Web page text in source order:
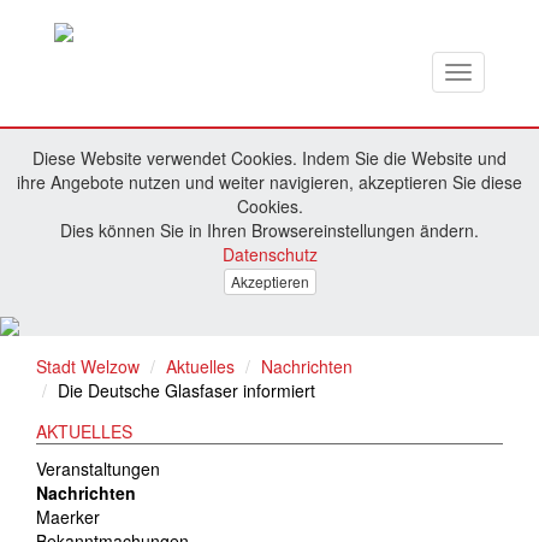
Toggle
navigation
Diese Website verwendet Cookies. Indem Sie die Website und
ihre Angebote nutzen und weiter navigieren, akzeptieren Sie diese
Cookies.
Dies können Sie in Ihren Browsereinstellungen ändern.
Datenschutz
Akzeptieren
Stadt Welzow Aktuelles
Nachrichten
Die Deutsche Glasfaser informiert
AKTUELLES
Veranstaltungen
Nachrichten
Maerker